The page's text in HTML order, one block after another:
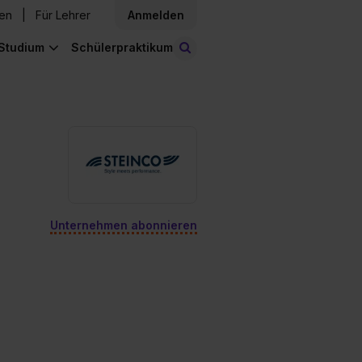
Für Lehrer Anmelden
Schülerpraktikum
Unternehmen abonnieren